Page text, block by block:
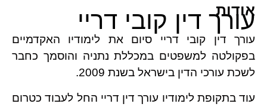
אודות
עורך דין קובי דריי
עורך דין קובי דריי סיום את לימודיו האקדמיים
בפקולטה למשפטים במכללת נתניה והוסמך כחבר
לשכת עורכי הדין בישראל בשנת 2009.
עוד בתקופת לימודיו עורך דין דריי החל לעבוד כטרום